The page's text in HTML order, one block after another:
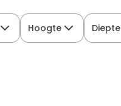
Hoogte Diepte